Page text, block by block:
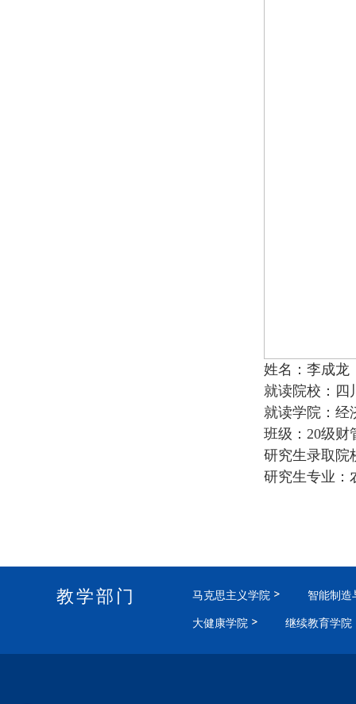
姓名：李成龙
就读院校：
就读学院：经
班级：20级财
研究生录取院
研究生专业：
教学部门 马克思主义学院
智能制造
大健康学院
继续教育学院